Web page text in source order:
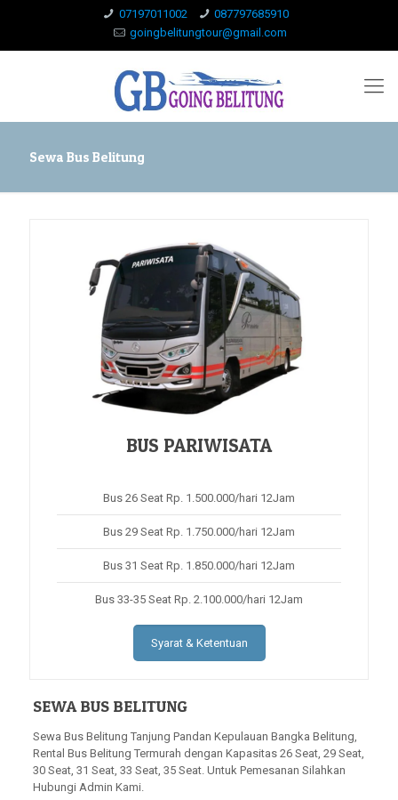
07197011002
087797685910
goingbelitungtour@gmail.com
Sewa Bus Belitung
BUS PARIWISATA
Bus 26 Seat Rp. 1.500.000/hari 12Jam
Bus 29 Seat Rp. 1.750.000/hari 12Jam
Bus 31 Seat Rp. 1.850.000/hari 12Jam
Bus 33-35 Seat Rp. 2.100.000/hari 12Jam
Syarat & Ketentuan
SEWA BUS BELITUNG
Sewa Bus Belitung Tanjung Pandan Kepulauan Bangka Belitung,
Rental Bus Belitung Termurah dengan Kapasitas 26 Seat, 29 Seat,
30 Seat, 31 Seat, 33 Seat, 35 Seat. Untuk Pemesanan Silahkan
Hubungi Admin Kami.